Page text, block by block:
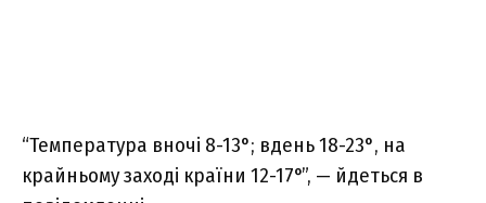
“Температура вночі 8-13°; вдень 18-23°, на
крайньому заході країни 12-17°”, — йдеться в